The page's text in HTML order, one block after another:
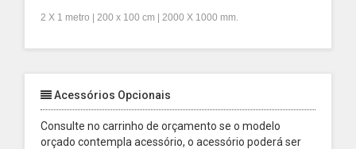
2 X 1 metro | 200 x 100 cm | 2000 X 1000 mm.
Acessórios Opcionais
Consulte no carrinho de orçamento se o modelo
orçado contempla acessório, o acessório poderá ser